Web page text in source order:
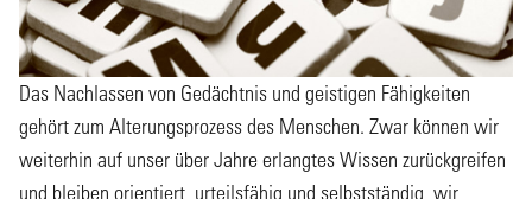
Das Nachlassen von Gedächtnis und geistigen Fähigkeiten
gehört zum Alterungsprozess des Menschen. Zwar können wir
weiterhin auf unser über Jahre erlangtes Wissen zurückgreifen
und bleiben orientiert, urteilsfähig und selbstständig, wir